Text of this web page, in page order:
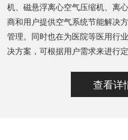
机、磁悬浮离心空气压缩机、离
商和用户提供空气系统节能解决
管理。同时也在为医院等医用行
决方案，可根据用户需求来进行
查看详